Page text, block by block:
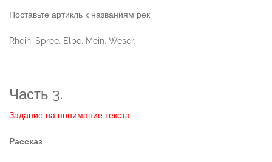
Поставьте артикль к названиям рек.
Rhein, Spree, Elbe, Mein, Weser.
Часть 3.
Задание на понимание текста
Рассказ